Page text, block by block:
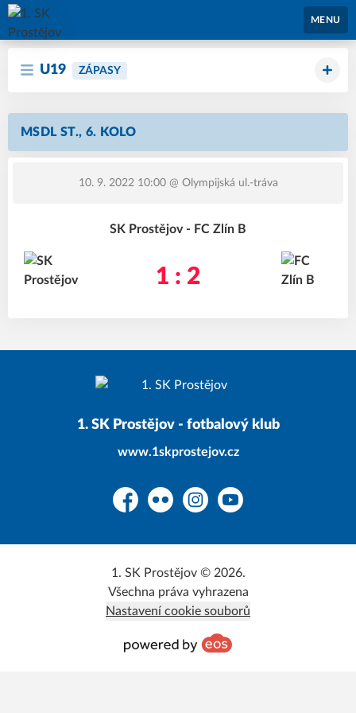
1. SK Prostějov
MENU
U19 ZÁPASY
MSDL ST., 6. KOLO
10. 9. 2022 10:00@ Olympijská ul.-tráva
SK Prostějov - FC Zlín B
1 : 2
1. SK Prostějov - fotbalový klub
www.1skprostejov.cz
FacebookFlickr InstagramYouTube
1. SK Prostějov © 2026.
Všechna práva vyhrazena
Nastavení cookie souborů